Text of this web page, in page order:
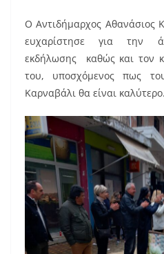
Ο Αντιδήμαρχος Αθανάσιος
ευχαρίστησε για την
εκδήλωσης καθώς και τον
του, υποσχόμενος πως
Καρναβάλι θα είναι καλύτερο.